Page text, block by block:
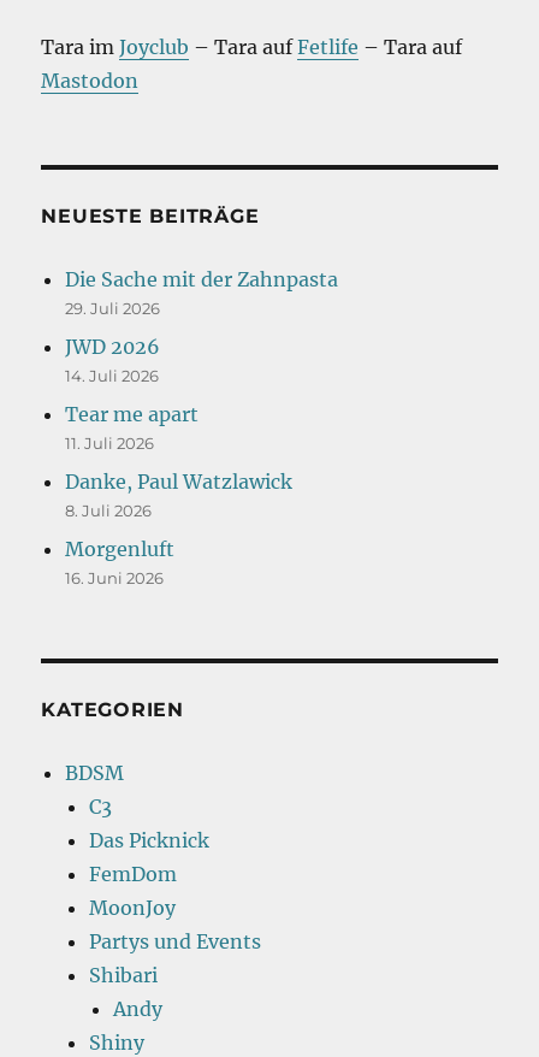
Tara imJoyclub – Tara aufFetlife – Tara auf
Mastodon
NEUESTE BEITRÄGE
Die Sache mit der Zahnpasta
29. Juli 2026
JWD 2026
14. Juli 2026
Tear me apart
11. Juli 2026
Danke, Paul Watzlawick
8. Juli 2026
Morgenluft
16. Juni 2026
KATEGORIEN
BDSM
C3
Das Picknick
FemDom
MoonJoy
Partys und Events
Shibari
Andy
Shiny